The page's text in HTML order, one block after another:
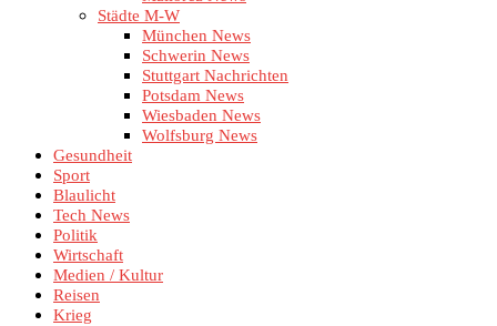
Städte M-W
München News
Schwerin News
Stuttgart Nachrichten
Potsdam News
Wiesbaden News
Wolfsburg News
Gesundheit
Sport
Blaulicht
Tech News
Politik
Wirtschaft
Medien / Kultur
Reisen
Krieg